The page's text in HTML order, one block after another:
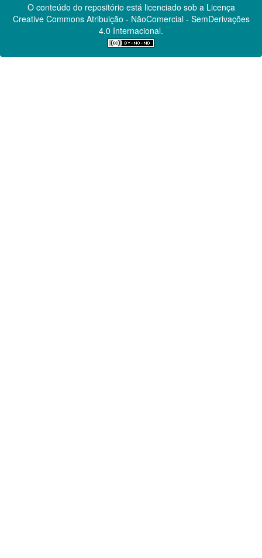
O conteúdo do repositório está licenciado sob a Licença
Creative CommonsAtribuição - NãoComercial - SemDerivações
4.0 Internacional.